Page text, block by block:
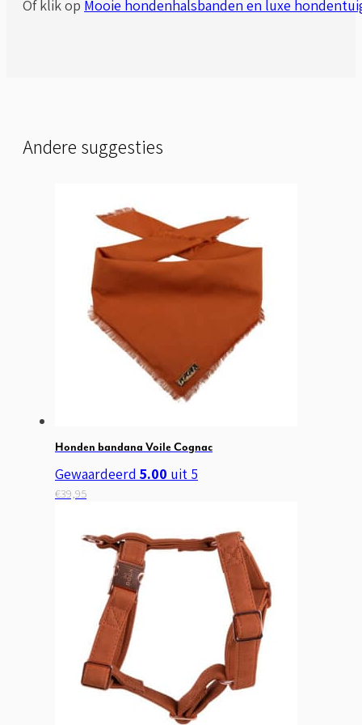
Of klik op Mooie hondenhalsbanden en luxe
Andere suggesties
Honden bandana Voile Cognac
Gewaardeerd 5.00 uit 5
€39,95Dit
meerdere
variaties.
Deze
optie
kan
gekozen
worden
op
de
productpagina